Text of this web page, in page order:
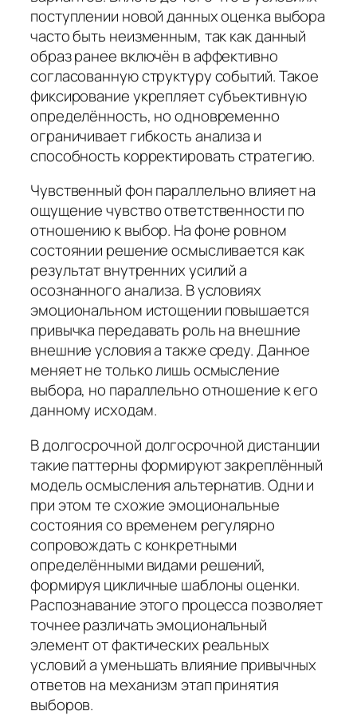
поступлении новой данных оценка выбора
часто быть неизменным, так как данный
образ ранее включён в аффективно
согласованную структуру событий. Такое
фиксирование укрепляет субъективную
определённость, но одновременно
ограничивает гибкость анализа и
способность корректировать стратегию.
Чувственный фон параллельно влияет на
ощущение чувство ответственности по
отношению к выбор. На фоне ровном
состоянии решение осмысливается как
результат внутренних усилий а
осознанного анализа. В условиях
эмоциональном истощении повышается
привычка передавать роль на внешние
внешние условия а также среду. Данное
меняет не только лишь осмысление
выбора, но параллельно отношение к его
данному исходам.
В долгосрочной долгосрочной дистанции
такие паттерны формируют закреплённый
модель осмысления альтернатив. Одни и
при этом те схожие эмоциональные
состояния со временем регулярно
сопровождать с конкретными
определёнными видами решений,
формируя цикличные шаблоны оценки.
Распознавание этого процесса позволяет
точнее различать эмоциональный
элемент от фактических реальных
условий а уменьшать влияние привычных
ответов на механизм этап принятия
выборов.